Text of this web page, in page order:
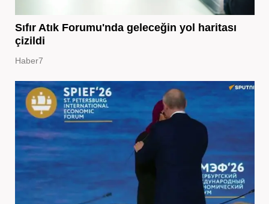
Sıfır Atık Forumu'nda geleceğin yol haritası
çizildi
Haber7